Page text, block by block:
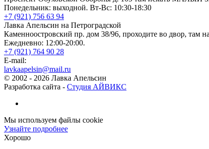
Понедельник: выходной. Вт-Вс: 10:30-18:30
+7 (921) 756 63 94
Лавка Апельсин на Петроградской
Каменноостровский пр. дом 38/96, проходите во двор, там
Ежедневно: 12:00-20:00.
+7 (921) 764 90 28
E-mail:
lavkaapelsin@mail.ru
© 2002 - 2026 Лавка Апельсин
Разработка сайта - Студия АЙВИКС
Мы используем файлы cookie
Узнайте подробнее
Хорошо